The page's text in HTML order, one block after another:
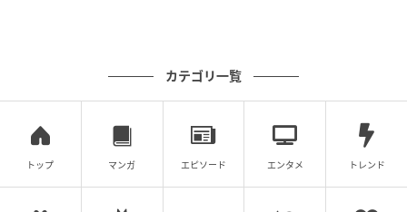
きを増し続けている。今や数え切れないほどのアーテ
ィストによってカバーされ、国境や世代を超えて歌い
継がれるスタンダードとなった。
しかし、どんなに優れたカバーであっても、1991年の
カテゴリ一覧
トップ マンガ エピソード エンタメ トレンド